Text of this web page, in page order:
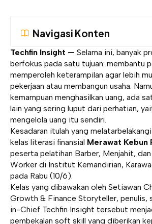
Navigasi Konten
Techfin Insight — Selama ini, banyak
berfokus pada satu tujuan: membantu
memperoleh keterampilan agar lebih
pekerjaan atau membangun usaha.
kemampuan menghasilkan uang, ada
lain yang sering luput dari perhatian,
mengelola uang itu sendiri.
Kesadaran itulah yang
kelas literasi finansial Merawat Kebun
peserta pelatihan Barber, Menjahit,
Worker di Institut Kemandirian,
pada Rabu (10/6).
Kelas yang dibawakan oleh Setiawan
Growth & Finance Storyteller, penulis,
in-Chief Techfin Insight tersebut
pembekalan soft skill yang diberikan